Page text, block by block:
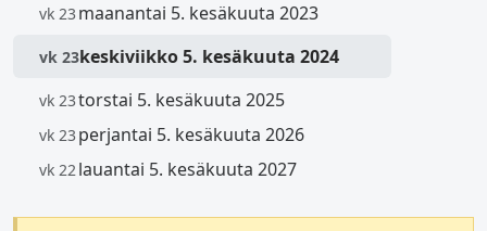
vk 23 maanantai 5. kesäkuuta 2023
vk 23keskiviikko 5. kesäkuuta 2024
vk 23torstai 5. kesäkuuta 2025
vk 23 perjantai 5. kesäkuuta 2026
vk 22 lauantai 5. kesäkuuta 2027